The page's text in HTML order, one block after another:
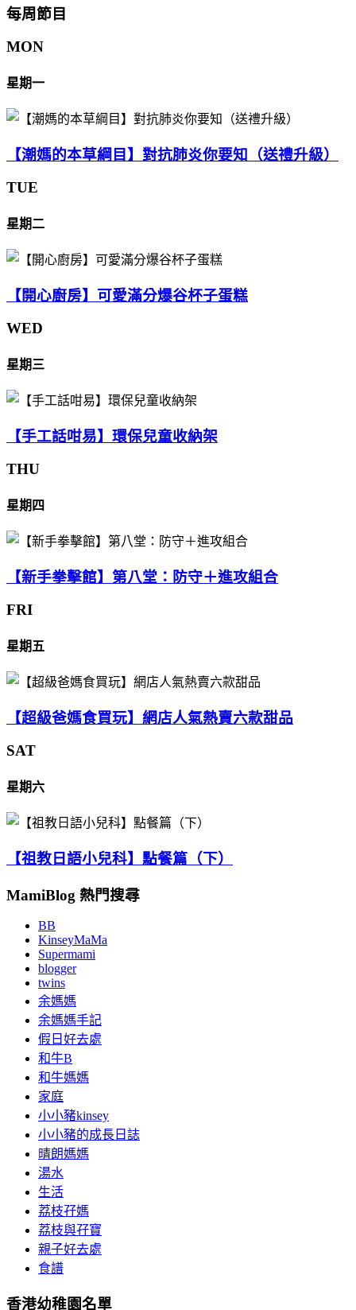
每周節目
MON
星期一
【潮媽的本草綱目】對抗肺炎你要知（送禮升級）
TUE
星期二
【開心廚房】可愛滿分爆谷杯子蛋糕
WED
星期三
【手工話咁易】環保兒童收納架
THU
星期四
【新手拳擊館】第八堂：防守＋進攻組合
FRI
星期五
【超級爸媽食買玩】網店人氣熱賣六款甜品
SAT
星期六
【祖教日語小兒科】點餐篇（下）
MamiBlog 熱門搜尋
BB
KinseyMaMa
Supermami
blogger
twins
余媽媽
余媽媽手記
假日好去處
和牛B
和牛媽媽
家庭
小小豬kinsey
小小豬的成長日誌
晴朗媽媽
湯水
生活
荔枝孖媽
荔枝與孖寶
親子好去處
食譜
香港幼稚園名單